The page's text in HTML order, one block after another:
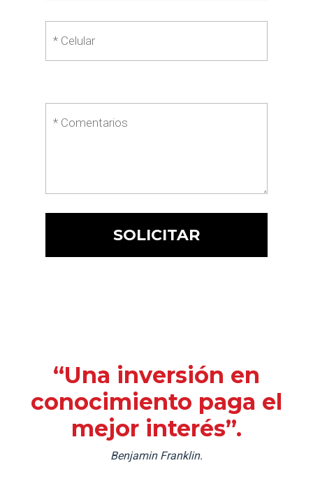
“Una inversión en
conocimiento paga el
mejor interés”.
Benjamin Franklin.